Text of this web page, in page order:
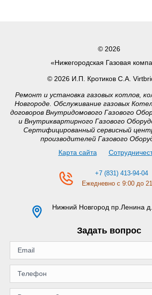
© 2026
«Нижегородская Газовая
© 2026 И.П. Кротиков С.А.
Ремонт и установка газовых котлов,
Новгороде. Обслуживание газовых
договоров Внутридомового Газового
и Внутриквартирного Газового
Сертифицированный сервисный
производителей Газового
Карта сайта
+7 (831) 413-94-04
Ежедневно с 9:00 до
Нижний Новгород пр.Ленина
Задать вопрос